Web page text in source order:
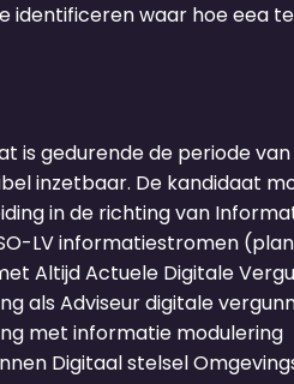
identificeren waar hoe eea
is gedurende de periode van
inzetbaar. De kandidaat
in de richting van
LV informatiestromen
Altijd Actuele Digitale
als Adviseur digitale
met informatie modulering
Digitaal stelsel